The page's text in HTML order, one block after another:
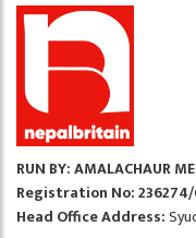
RUN BY: AMALACHAUR
Registration No:
Head Office Address: